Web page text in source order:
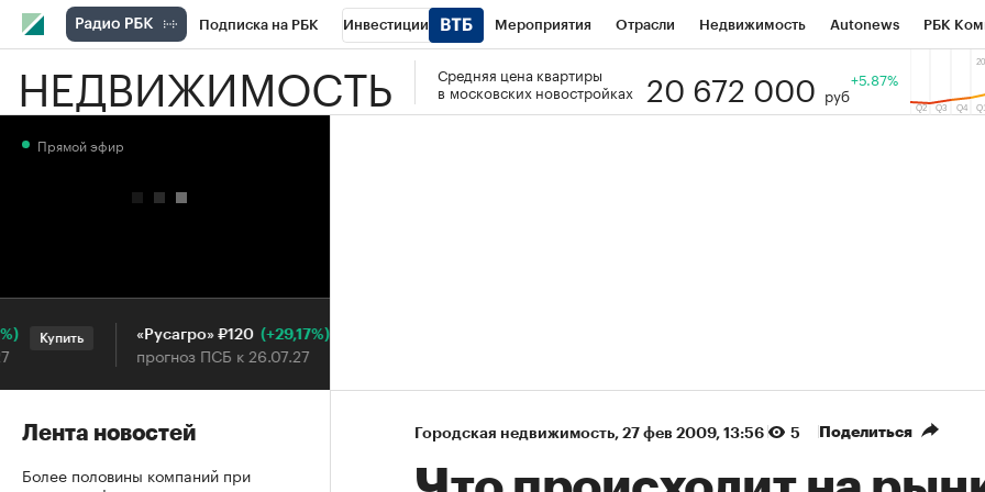
Подписка на РБК Инвестиции Мероприятия Отрасли Недвижимость Autonews РБК
РБК Вино Спорт Школа управления РБК РБК Образование Тренды
НЕДВИЖИМОСТЬ
Средняя цена квартиры
в московских новостройках
20 672 000 руб
+5.87%
Городская недвижимость⁠, 27 фев 2009, 13:56 5 Поделиться
Прямой эфир
Купить «Русагро» ₽120 (+29,17%)
прогноз ПСБ к 26.07.27
Купить
Лента новостей
Более половины компаний при